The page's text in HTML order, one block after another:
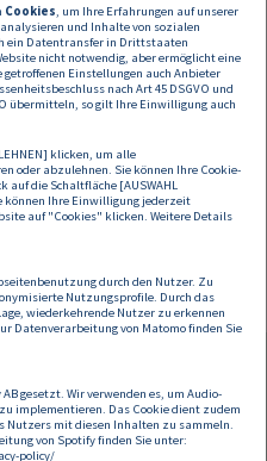
Bestimmungen ab dem
ist auch in der aktuellen
die Anwendung der Regelungen
im
steht derzeit allerdings noch
haben nach der
und internen Prozesse
ratsam, bereits jetzt die
um die Einhaltung der neuen
Wir unterstützen dabei gerne.
Impressum
Cookies, um Ihre Erfahrungen auf unserer
und Inhalte von sozialen
ein Datentransfer in Drittstaaten
nicht notwendig, aber ermöglicht eine
Einstellungen auch Anbieter
nach Art 45 DSGVO und
übermitteln, so gilt Ihre Einwilligung auch
klicken, um alle
oder abzulehnen. Sie können Ihre Cookie-
auf die Schaltfläche [AUSWAHL
können Ihre Einwilligung jederzeit
auf "Cookies" klicken. Weitere Details
durch den Nutzer. Zu
Nutzungsprofile. Durch das
wiederkehrende Nutzer zu erkennen
Datenverarbeitung von Matomo finden Sie
gesetzt. Wir verwenden es, um Audio-
implementieren. Das Cookie dient zudem
mit diesen Inhalten zu sammeln.
von Spotify finden Sie unter:
policy/